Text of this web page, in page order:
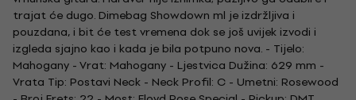
trajat će dugo. Dimebag Showdown ml je izdržljiva i
pouzdana, i bit će test vremena dok se još uvijek izvodi i
izgleda sjajno kao i kada je bila potpuno nova. - Tijelo:
Mahogany - Vrat: Mahogany - Ljestvica Dužina: 629 mm -
Vrata Tip: Postavi Neck - Neck Profil: C - Umetni: Rosewood